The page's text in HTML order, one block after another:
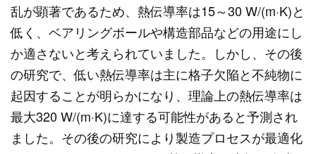
乱が顕著であるため、熱伝導率は15～30 W/(m·K)と
低く、ベアリングボールや構造部品などの用途にし
か適さないと考えられていました。しかし、その後
の研究で、低い熱伝導率は主に格子欠陥と不純物に
起因することが明らかになり、理論上の熱伝導率は
最大320 W/(m·K)に達する可能性があると予測され
ました。その後の研究により製造プロセスが最適化